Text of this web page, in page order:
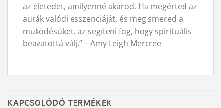
az életedet, amilyenné akarod. Ha megérted az
aurák valódi esszenciáját, és megismered a
muködésüket, az segíteni fog, hogy spirituális
beavatottá válj.” – Amy Leigh Mercree
KAPCSOLÓDÓ TERMÉKEK